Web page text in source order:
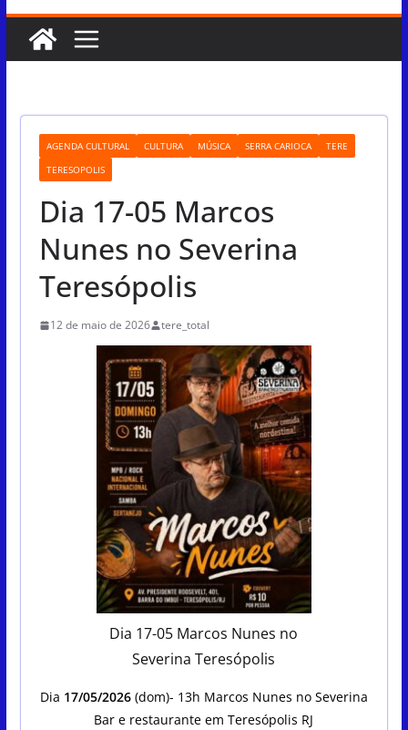
AGENDA CULTURAL CULTURA MÚSICA SERRA CARIOCA
TERE
TERESOPOLIS
Dia 17-05 Marcos
Nunes no Severina
Teresópolis
12 de maio de 2026 tere_total
Dia 17-05 Marcos Nunes no
Severina Teresópolis
Dia 17/05/2026(dom)- 13h Marcos Nunes no Severina
Bar e restaurante em Teresópolis RJ